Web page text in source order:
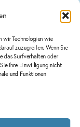
wir Technologien wie
zuzugreifen. Wenn Sie
das Surfverhalten oder
Ihre Einwilligung nicht
und Funktionen